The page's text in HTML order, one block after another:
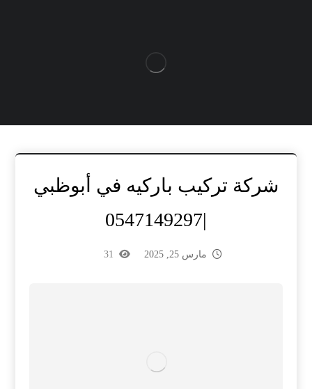
شركة تركيب باركيه في أبوظبي
|0547149297
مارس 25, 2025 31